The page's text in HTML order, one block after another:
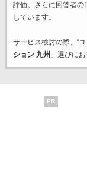
評価。さらに回答者の
しています。
サービス検討の際、“
ション 九州 」選びに
PR